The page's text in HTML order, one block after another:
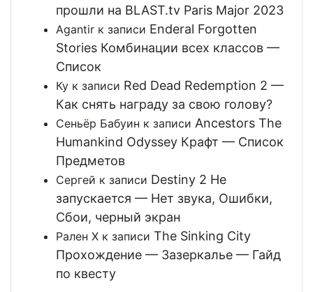
прошли на BLAST.tv Paris Major 2023
Agantir к записи Enderal Forgotten
Stories Комбинации всех классов —
Список
Ку к записи Red Dead Redemption 2 —
Как снять награду за свою голову?
Сеньёр Бабуин к записи Ancestors The
Humankind Odyssey Крафт — Список
Предметов
Сергей к записи Destiny 2 Не
запускается — Нет звука, Ошибки,
Сбои, черный экран
Рален Х к записи The Sinking City
Прохождение — Зазеркалье — Гайд
по квесту